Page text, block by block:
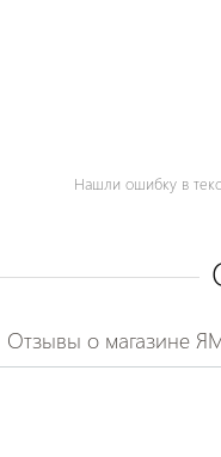
Нашли ошибку в
Отзывы о магазине